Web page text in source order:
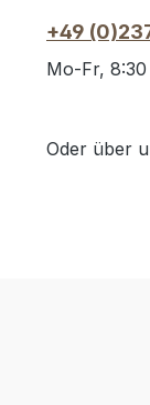
+49
Mo-Fr,
Oder über